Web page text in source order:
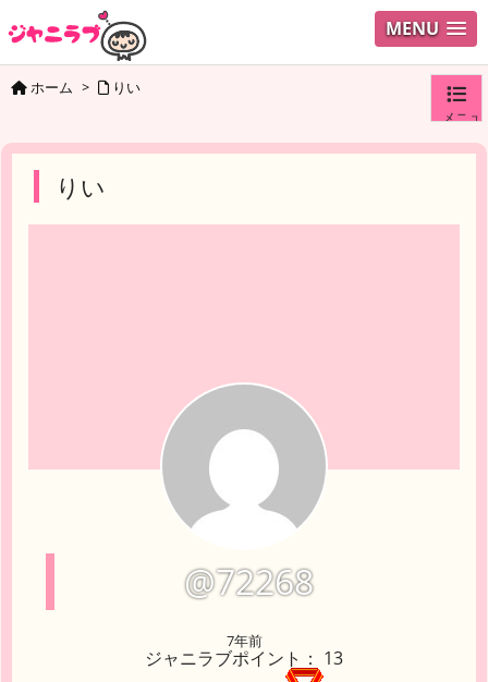
MENU
メニュ
ホーム > りい
りい
@72268
7年前
ジャニラブポイント： 13